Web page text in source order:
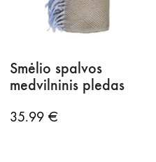
Smėlio spalvos
medvilninis pledas
35.99 €